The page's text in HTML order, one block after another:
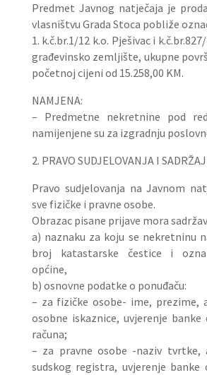
Predmet Javnog natječaja je
vlasništvu Grada Stoca pobliže
1. k.č.br.1/12 k.o. Pješivac i
građevinsko zemljište, ukupne
početnoj cijeni od 15.258,00 KM.
NAMJENA:
– Predmetne nekretnine pod
namijenjene su za izgradnju
2. PRAVO SUDJELOVANJA I
Pravo sudjelovanja na Javnom
sve fizičke i pravne osobe.
Obrazac pisane prijave mora
a) naznaku za koju se nekretninu
broj katastarske čestice i
općine,
b) osnovne podatke o ponuđaču:
– za fizičke osobe- ime, prezime,
osobne iskaznice, uvjerenje
računa;
– za pravne osobe -naziv tvrtke,
sudskog registra, uvjerenje banke